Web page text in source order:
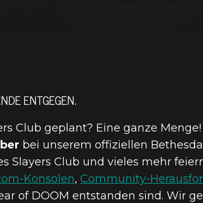
ENTGEGEN.
Club geplant? Eine ganze Menge!
bei unserem offiziellen
Slayers Club und vieles mehr
Konsolen, Community-
of DOOM entstanden sind. Wir